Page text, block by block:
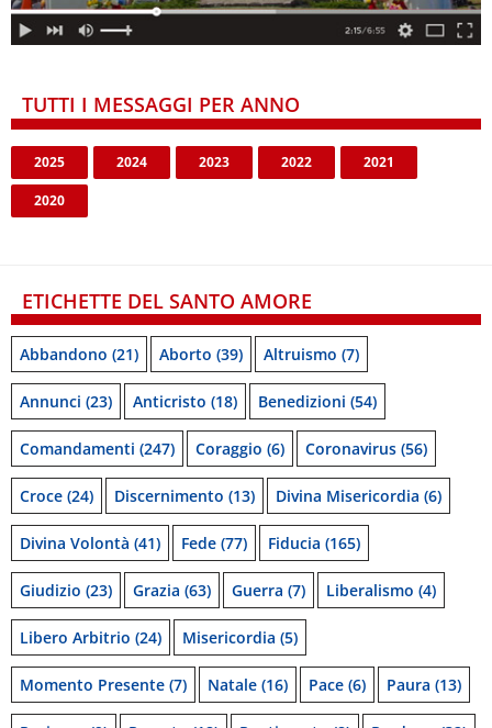
TUTTI I MESSAGGI PER ANNO
2025 2024 2023 2022 2021
2020
ETICHETTE DEL SANTO AMORE
Abbandono (21) Aborto (39) Altruismo (7)
Annunci (23) Anticristo (18) Benedizioni (54)
Comandamenti (247) Coraggio (6) Coronavirus (56)
Croce (24) Discernimento (13) Divina Misericordia (6)
Divina Volontà (41) Fede (77) Fiducia (165)
Giudizio (23) Grazia (63) Guerra (7) Liberalismo (4)
Libero Arbitrio (24) Misericordia (5)
Momento Presente (7) Natale (16) Pace (6) Paura (13)